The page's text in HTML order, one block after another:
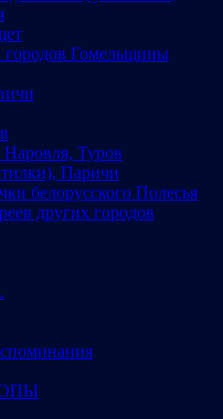
городов Гомельщины
Туров
Паричи
белорусского Полесья
других городов